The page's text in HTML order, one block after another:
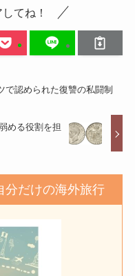
てね！
で認められた復讐の私闘制
める役割を担
分だけの海外旅行